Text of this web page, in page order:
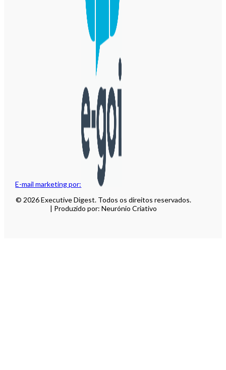
E-mail marketing por:
© 2026 Executive Digest. Todos os direitos reservados.
| Produzido por: Neurónio Criativo